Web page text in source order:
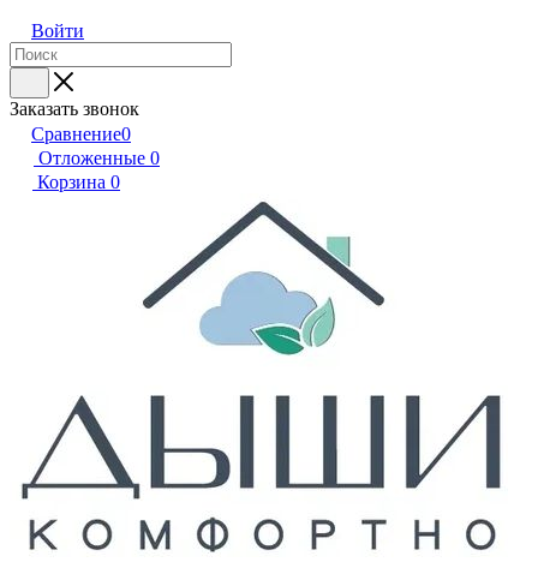
Войти
Заказать звонок
Сравнение0
Отложенные 0
Корзина 0